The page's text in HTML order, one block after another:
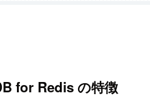
for Redis の特徴